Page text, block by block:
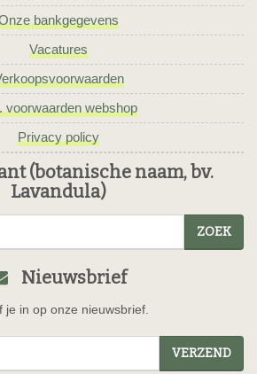
bankgegevens
Vacatures
voorwaarden webshop
Privacy policy
(botanische naam, bv.
Lavandula)
ZOEK
Nieuwsbrief
je in op onze nieuwsbrief.
VERZEND